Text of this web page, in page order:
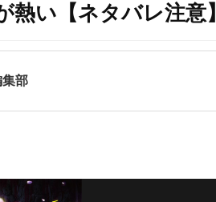
熱い【ネタバレ注意】
部